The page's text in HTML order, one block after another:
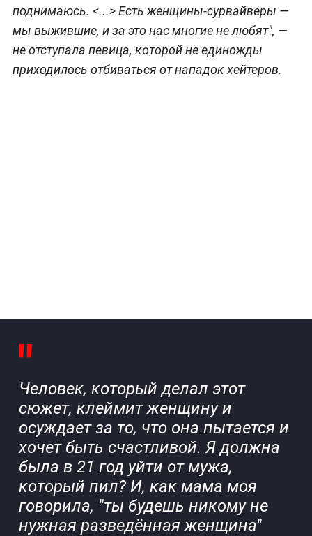
поднимаюсь. <...> Есть женщины-сурвайверы —
мы выжившие, и за это нас многие не любят", —
не отступала певица, которой не единожды
приходилось отбиваться от нападок хейтеров.
Человек, который делал этот
сюжет, клеймит женщину и
осуждает за то, что она пытается и
хочет быть счастливой. Я должна
была в 21 год уйти от мужа,
который пил? И, как мама моя
говорила, "ты будешь никому не
нужная разведённая женщина"